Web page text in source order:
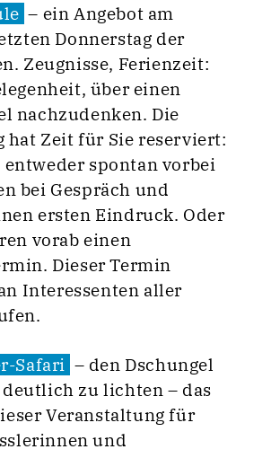
– ein Angebot am
Donnerstag der
Zeugnisse, Ferienzeit:
über einen
nachzudenken. Die
hat Zeit für Sie reserviert:
entweder spontan vorbei
bei Gespräch und
ersten Eindruck. Oder
vorab einen
Dieser Termin
Interessenten aller
Safari – den Dschungel
zu lichten – das
Veranstaltung für
und